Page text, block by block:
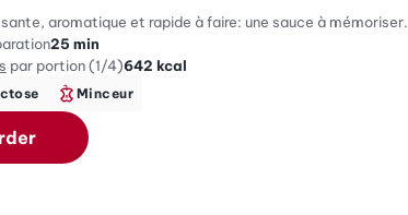
aromatique et rapide à faire: une sauce à mémoriser.
25 min
par portion (1/4)642 kcal
Minceur